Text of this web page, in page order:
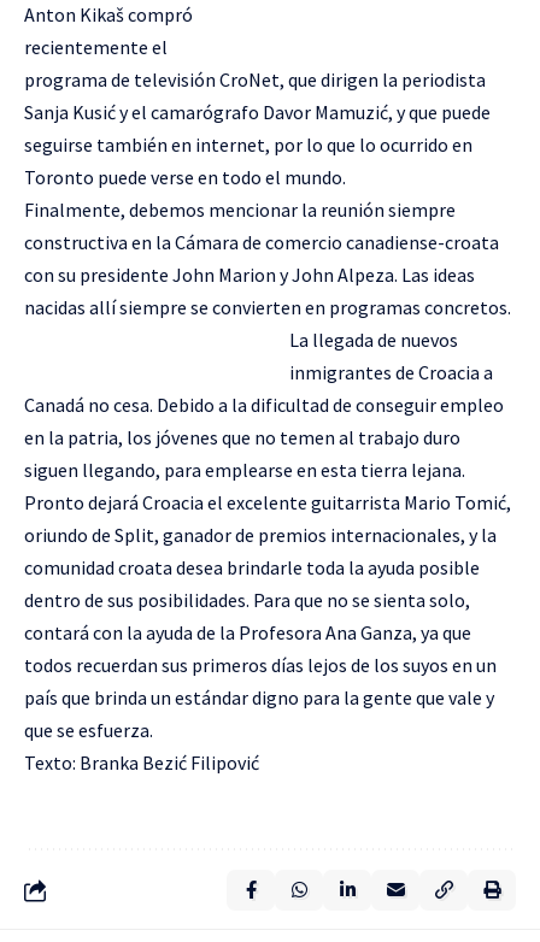
Anton Kikaš compró
recientemente el
programa de televisión CroNet, que dirigen la periodista
Sanja Kusić y el camarógrafo Davor Mamuzić, y que puede
seguirse también en internet, por lo que lo ocurrido en
Toronto puede verse en todo el mundo.
Finalmente, debemos mencionar la reunión siempre
constructiva en la Cámara de comercio canadiense-croata
con su presidente John Marion y John Alpeza. Las ideas
nacidas allí siempre se convierten en programas concretos.
La llegada de nuevos
inmigrantes de Croacia a
Canadá no cesa. Debido a la dificultad de conseguir empleo
en la patria, los jóvenes que no temen al trabajo duro
siguen llegando, para emplearse en esta tierra lejana.
Pronto dejará Croacia el excelente guitarrista Mario Tomić,
oriundo de Split, ganador de premios internacionales, y la
comunidad croata desea brindarle toda la ayuda posible
dentro de sus posibilidades. Para que no se sienta solo,
contará con la ayuda de la Profesora Ana Ganza, ya que
todos recuerdan sus primeros días lejos de los suyos en un
país que brinda un estándar digno para la gente que vale y
que se esfuerza.
Texto: Branka Bezić Filipović